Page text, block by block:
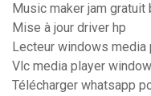
Music maker jam gratuit
Mise à jour driver hp
Lecteur windows
Vlc media player
Télécharger whatsapp